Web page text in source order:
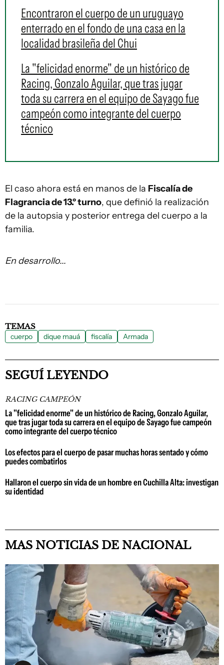
Encontraron el cuerpo de un uruguayo
enterrado en el fondo de una casa en la
localidad brasileña del Chui
La "felicidad enorme" de un histórico de
Racing, Gonzalo Aguilar, que tras jugar
toda su carrera en el equipo de Sayago fue
campeón como integrante del cuerpo
técnico
El caso ahora está en manos de la Fiscalía de
Flagrancia de 13.º turno, que definió la realización
de la autopsia y posterior entrega del cuerpo a la
familia.
En desarrollo...
TEMAS
cuerpo dique mauá fiscalía Armada
SEGUÍ LEYENDO
RACING CAMPEÓN
La "felicidad enorme" de un histórico de Racing, Gonzalo Aguilar,
que tras jugar toda su carrera en el equipo de Sayago fue campeón
como integrante del cuerpo técnico
Los efectos para el cuerpo de pasar muchas horas sentado y cómo
puedes combatirlos
Hallaron el cuerpo sin vida de un hombre en Cuchilla Alta: investigan
su identidad
MAS NOTICIAS DE NACIONAL